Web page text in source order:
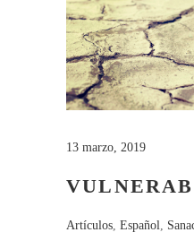
13 marzo, 2019
Artículos, Español,